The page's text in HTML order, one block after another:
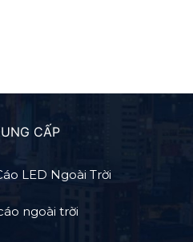
CẤP
LED Ngoài Trời
ngoài trời